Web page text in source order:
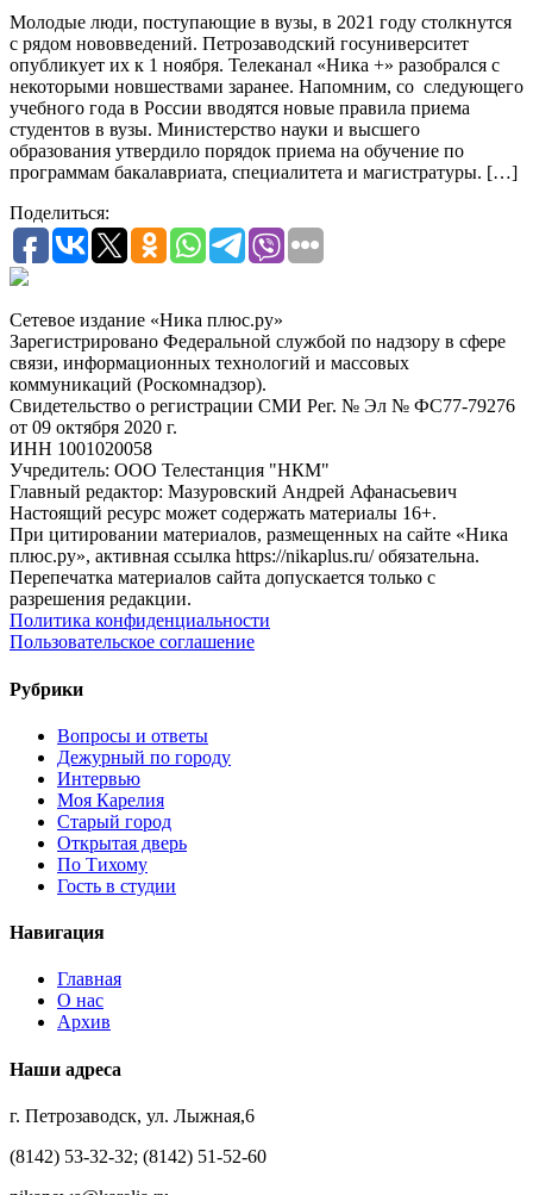
Молодые люди, поступающие в вузы, в 2021 году столкнутся
с рядом нововведений. Петрозаводский госуниверситет
опубликует их к 1 ноября. Телеканал «Ника +» разобрался с
некоторыми новшествами заранее. Напомним, со следующего
учебного года в России вводятся новые правила приема
студентов в вузы. Министерство науки и высшего
образования утвердило порядок приема на обучение по
программам бакалавриата, специалитета и магистратуры. […]
Поделиться:
Сетевое издание «Ника плюс.ру»
Зарегистрировано Федеральной службой по надзору в сфере
связи, информационных технологий и массовых
коммуникаций (Роскомнадзор).
Свидетельство о регистрации СМИ Рег. № Эл № ФС77-79276
от 09 октября 2020 г.
ИНН 1001020058
Учредитель: ООО Телестанция "НКМ"
Главный редактор: Мазуровский Андрей Афанасьевич
Настоящий ресурс может содержать материалы 16+.
При цитировании материалов, размещенных на сайте «Ника
плюс.ру», активная ссылка https://nikaplus.ru/ обязательна.
Перепечатка материалов сайта допускается только с
разрешения редакции.
Политика конфиденциальности
Пользовательское соглашение
Рубрики
Вопросы и ответы
Дежурный по городу
Интервью
Моя Карелия
Старый город
Открытая дверь
По Тихому
Гость в студии
Навигация
Главная
О нас
Архив
Наши адреса
г. Петрозаводск, ул. Лыжная,6
(8142) 53-32-32; (8142) 51-52-60